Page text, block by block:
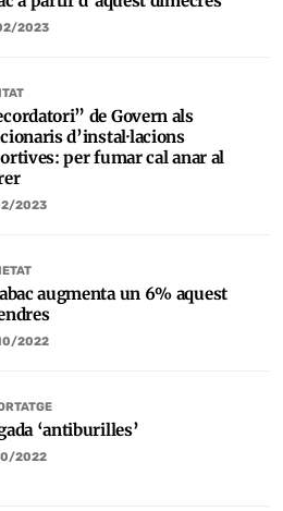
2023
de Govern als
d’instal·lacions
per fumar cal anar al
2023
augmenta un 6% aquest
2022
‘antiburilles’
2022